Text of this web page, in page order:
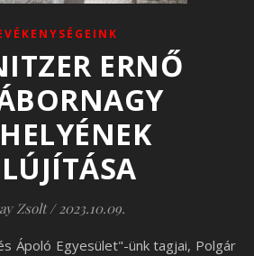
ERNŐ
Zsolt / 2023.10.09.